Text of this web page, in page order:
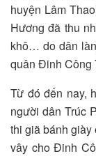
huyện Lâm
Hương đã thu
khô… do dân
quân Đinh Công
Từ đó đến nay,
người dân Trúc
thi giã bánh
vây cho Đinh